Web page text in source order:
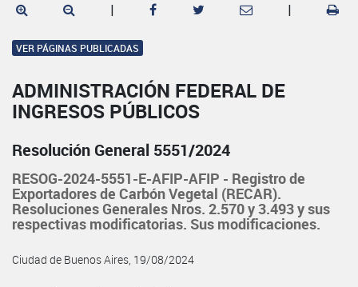
| |
VER PÁGINAS PUBLICADAS
ADMINISTRACIÓN FEDERAL DE
INGRESOS PÚBLICOS
Resolución General 5551/2024
RESOG-2024-5551-E-AFIP-AFIP - Registro de
Exportadores de Carbón Vegetal (RECAR).
Resoluciones Generales Nros. 2.570 y 3.493 y sus
respectivas modificatorias. Sus modificaciones.
Ciudad de Buenos Aires, 19/08/2024